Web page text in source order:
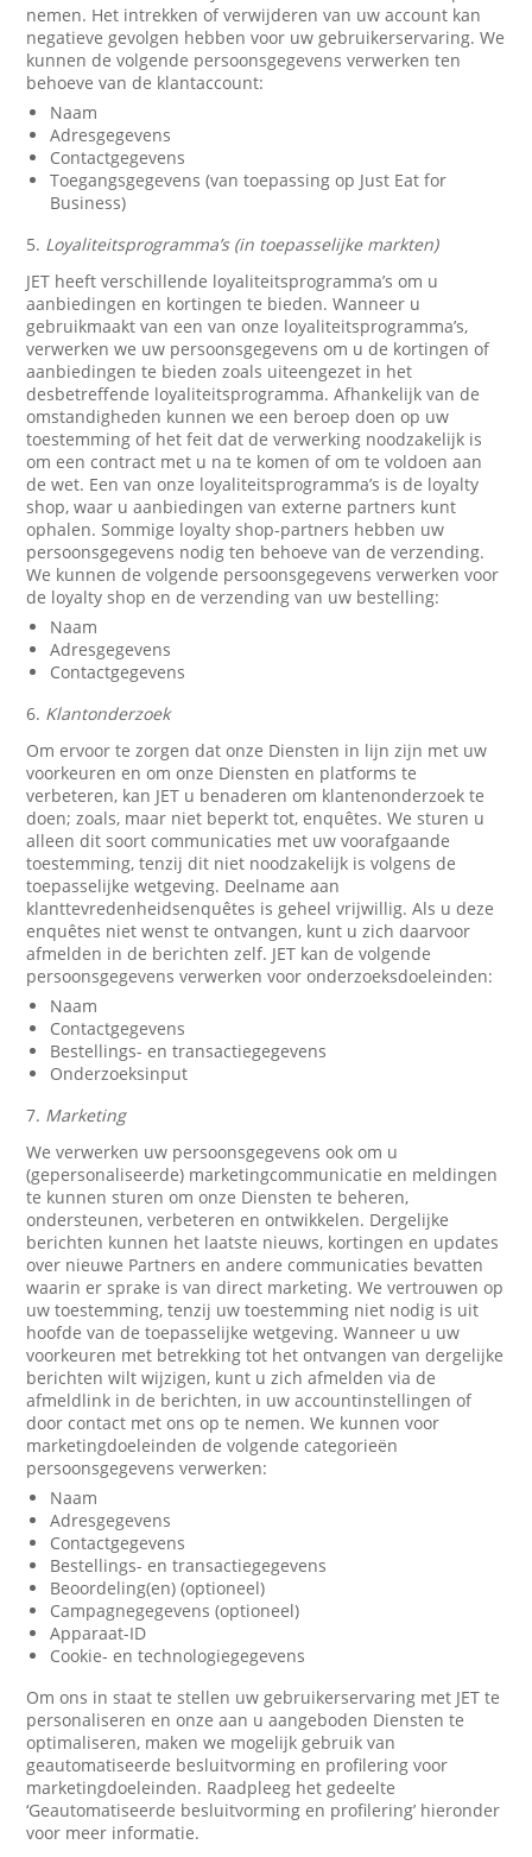
nemen. Het intrekken of verwijderen van uw account kan
negatieve gevolgen hebben voor uw gebruikerservaring. We
kunnen de volgende persoonsgegevens verwerken ten
behoeve van de klantaccount:
Naam
Adresgegevens
Contactgegevens
Toegangsgegevens (van toepassing op Just Eat for
Business)
5. Loyaliteitsprogramma’s (in toepasselijke markten)
JET heeft verschillende loyaliteitsprogramma’s om u
aanbiedingen en kortingen te bieden. Wanneer u
gebruikmaakt van een van onze loyaliteitsprogramma’s,
verwerken we uw persoonsgegevens om u de kortingen of
aanbiedingen te bieden zoals uiteengezet in het
desbetreffende loyaliteitsprogramma. Afhankelijk van de
omstandigheden kunnen we een beroep doen op uw
toestemming of het feit dat de verwerking noodzakelijk is
om een contract met u na te komen of om te voldoen aan
de wet. Een van onze loyaliteitsprogramma’s is de loyalty
shop, waar u aanbiedingen van externe partners kunt
ophalen. Sommige loyalty shop-partners hebben uw
persoonsgegevens nodig ten behoeve van de verzending.
We kunnen de volgende persoonsgegevens verwerken voor
de loyalty shop en de verzending van uw bestelling:
Naam
Adresgegevens
Contactgegevens
6. Klantonderzoek
Om ervoor te zorgen dat onze Diensten in lijn zijn met uw
voorkeuren en om onze Diensten en platforms te
verbeteren, kan JET u benaderen om klantenonderzoek te
doen; zoals, maar niet beperkt tot, enquêtes. We sturen u
alleen dit soort communicaties met uw voorafgaande
toestemming, tenzij dit niet noodzakelijk is volgens de
toepasselijke wetgeving. Deelname aan
klanttevredenheidsenquêtes is geheel vrijwillig. Als u deze
enquêtes niet wenst te ontvangen, kunt u zich daarvoor
afmelden in de berichten zelf. JET kan de volgende
persoonsgegevens verwerken voor onderzoeksdoeleinden:
Naam
Contactgegevens
Bestellings- en transactiegegevens
Onderzoeksinput
7. Marketing
We verwerken uw persoonsgegevens ook om u
(gepersonaliseerde) marketingcommunicatie en meldingen
te kunnen sturen om onze Diensten te beheren,
ondersteunen, verbeteren en ontwikkelen. Dergelijke
berichten kunnen het laatste nieuws, kortingen en updates
over nieuwe Partners en andere communicaties bevatten
waarin er sprake is van direct marketing. We vertrouwen op
uw toestemming, tenzij uw toestemming niet nodig is uit
hoofde van de toepasselijke wetgeving. Wanneer u uw
voorkeuren met betrekking tot het ontvangen van dergelijke
berichten wilt wijzigen, kunt u zich afmelden via de
afmeldlink in de berichten, in uw accountinstellingen of
door contact met ons op te nemen. We kunnen voor
marketingdoeleinden de volgende categorieën
persoonsgegevens verwerken:
Naam
Adresgegevens
Contactgegevens
Bestellings- en transactiegegevens
Beoordeling(en) (optioneel)
Campagnegegevens (optioneel)
Apparaat-ID
Cookie- en technologiegegevens
Om ons in staat te stellen uw gebruikerservaring met JET te
personaliseren en onze aan u aangeboden Diensten te
optimaliseren, maken we mogelijk gebruik van
geautomatiseerde besluitvorming en profilering voor
marketingdoeleinden. Raadpleeg het gedeelte
‘Geautomatiseerde besluitvorming en profilering’ hieronder
voor meer informatie.